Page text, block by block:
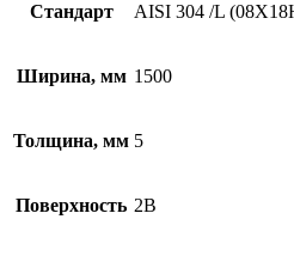
Стандарт AISI 304 /L
Ширина, мм 1500
Толщина, мм 5
Поверхность 2B